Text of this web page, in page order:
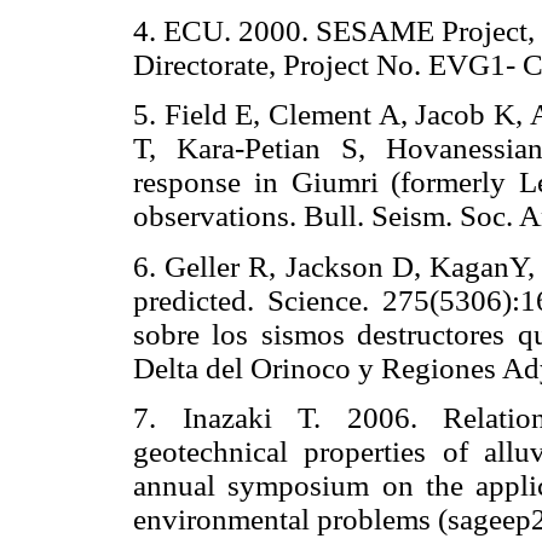
4. ECU. 2000. SESAME
Directorate, Project No. EVG1-
5. Field E, Clement A, Jacob K,
T, Kara-Petian S,
response in Giumri (formerly
observations. Bull. Seism. Soc.
6. Geller R, Jackson D,
predicted. Science.
sobre los sismos destructores
Delta del Orinoco y Regiones
7. Inazaki T. 2006.
geotechnical properties of
annual symposium on the
environmental problems